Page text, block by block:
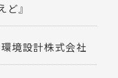
』
境設計株式会社